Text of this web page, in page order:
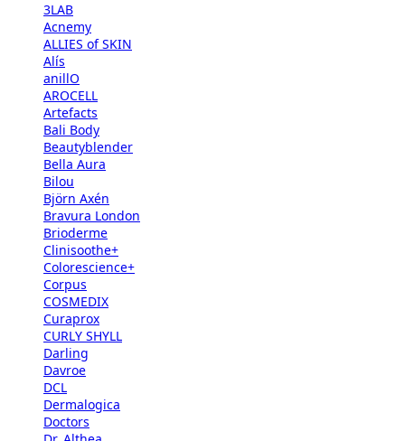
3LAB
Acnemy
ALLIES of SKIN
Alís
anillO
AROCELL
Artefacts
Bali Body
Beautyblender
Bella Aura
Bilou
Björn Axén
Bravura London
Brioderme
Clinisoothe+
Colorescience+
Corpus
COSMEDIX
Curaprox
CURLY SHYLL
Darling
Davroe
DCL
Dermalogica
Doctors